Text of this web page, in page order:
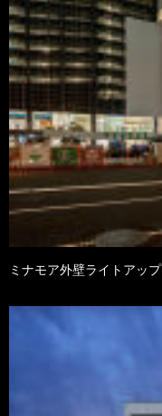
ミナモア外壁ライトアップ